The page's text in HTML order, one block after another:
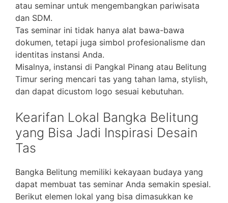
atau seminar untuk mengembangkan pariwisata
dan SDM.
Tas seminar ini tidak hanya alat bawa-bawa
dokumen, tetapi juga simbol profesionalisme dan
identitas instansi Anda.
Misalnya, instansi di Pangkal Pinang atau Belitung
Timur sering mencari tas yang tahan lama, stylish,
dan dapat dicustom logo sesuai kebutuhan.
Kearifan Lokal Bangka Belitung
yang Bisa Jadi Inspirasi Desain
Tas
Bangka Belitung memiliki kekayaan budaya yang
dapat membuat tas seminar Anda semakin spesial.
Berikut elemen lokal yang bisa dimasukkan ke